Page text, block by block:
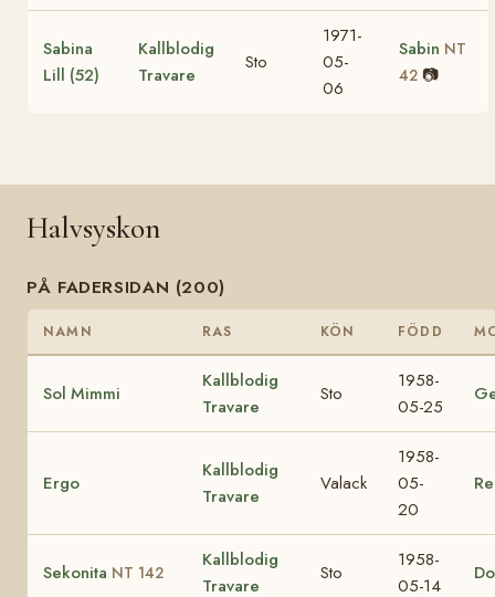
Sabina
Lill (52)
Kallblodig
Travare
Sto
1971-
05-
06
Sabin NT
42 📷
Halvsyskon
PÅ FADERSIDAN (200)
NAMN RAS KÖN FÖDD
Sol Mimmi
Kallblodig
Travare
Sto
1958-
05-25
Ergo
Kallblodig
Travare
Valack
1958-
05-
20
Sekonita NT 142
Kallblodig
Travare
Sto
1958-
05-14